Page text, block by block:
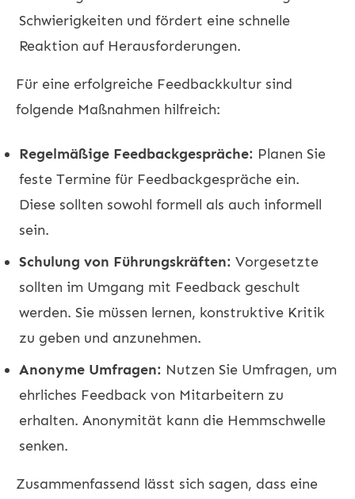
Schwierigkeiten und fördert eine schnelle
Reaktion auf Herausforderungen.
Für eine erfolgreiche Feedbackkultur sind
folgende Maßnahmen hilfreich:
Regelmäßige Feedbackgespräche: Planen Sie
feste Termine für Feedbackgespräche ein.
Diese sollten sowohl formell als auch informell
sein.
Schulung von Führungskräften: Vorgesetzte
sollten im Umgang mit Feedback geschult
werden. Sie müssen lernen, konstruktive Kritik
zu geben und anzunehmen.
Anonyme Umfragen: Nutzen Sie Umfragen, um
ehrliches Feedback von Mitarbeitern zu
erhalten. Anonymität kann die Hemmschwelle
senken.
Zusammenfassend lässt sich sagen, dass eine